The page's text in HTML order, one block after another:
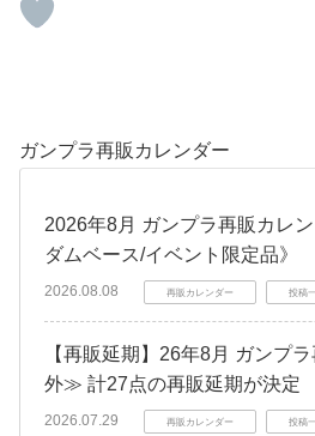
ガンプラ再販カレンダー
2026年8月 ガンプラ再販カレ
ダムベース/イベント限定品》
2026.08.08 再販カレンダー 投稿
【再販延期】26年8月 ガンプ
外≫ 計27点の再販延期が決定
2026.07.29 再販カレンダー 投稿